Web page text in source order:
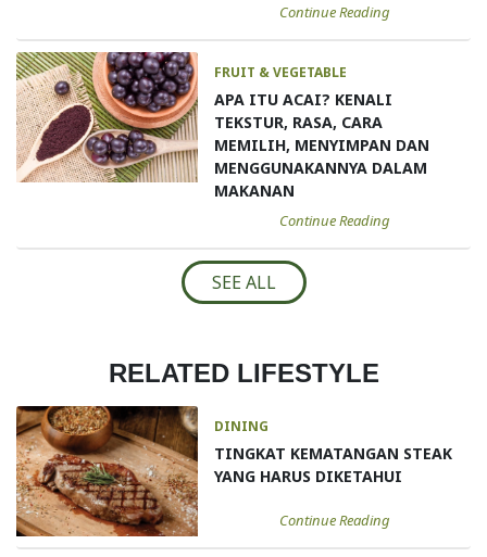
Continue Reading
FRUIT & VEGETABLE
APA ITU ACAI? KENALI
TEKSTUR, RASA, CARA
MEMILIH, MENYIMPAN DAN
MENGGUNAKANNYA DALAM
MAKANAN
Continue Reading
SEE ALL
RELATED LIFESTYLE
DINING
TINGKAT KEMATANGAN STEAK
YANG HARUS DIKETAHUI
Continue Reading